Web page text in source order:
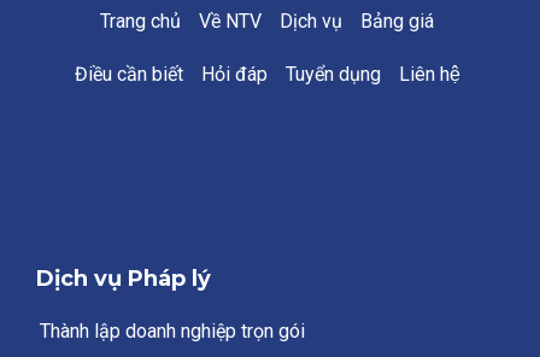
Trang chủ Về NTV Dịch vụ Bảng giá
Điều cần biết Hỏi đáp Tuyển dụng Liên hệ
Dịch vụ Pháp lý
Thành lập doanh nghiệp trọn gói